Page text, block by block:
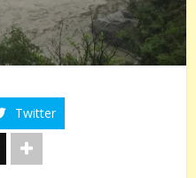
Twitter